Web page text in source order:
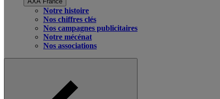
Notre histoire
Nos chiffres clés
Nos campagnes publicitaires
Notre mécénat
Nos associations